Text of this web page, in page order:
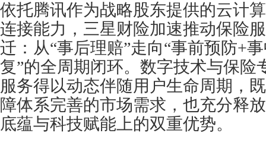
依托腾讯作为战略股东提供的云计
连接能力，三星财险加速推动保险
迁：从“事后理赔”走向“事前预防+
复”的全周期闭环。数字技术与保险
服务得以动态伴随用户生命周期，
障体系完善的市场需求，也充分释
底蕴与科技赋能上的双重优势。